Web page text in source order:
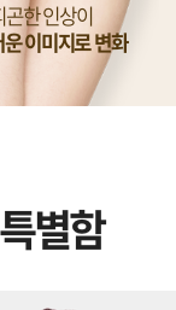
곤한 인상이
이미지로 변화
별함